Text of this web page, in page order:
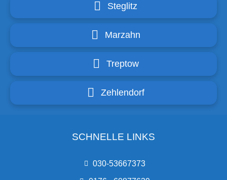
Steglitz
Marzahn
Treptow
Zehlendorf
SCHNELLE LINKS
030-53667373